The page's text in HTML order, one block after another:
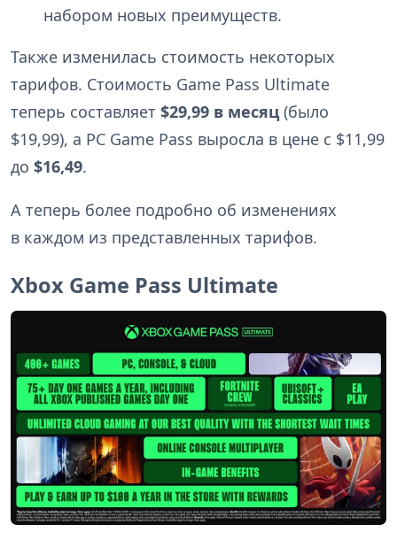
набором новых преимуществ.
Также изменилась стоимость некоторых
тарифов. Стоимость Game Pass Ultimate
теперь составляет $29,99 в месяц (было
$19,99), а PC Game Pass выросла в цене с $11,99
до $16,49.
А теперь более подробно об изменениях
в каждом из представленных тарифов.
Xbox Game Pass Ultimate